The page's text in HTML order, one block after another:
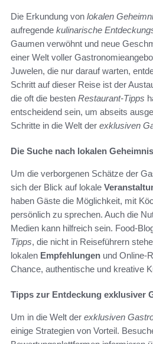
Die Erkundung von lokalen
aufregende kulinarische
Gaumen verwöhnt und neue
einer Welt voller
Juwelen, die nur darauf warten,
Schritt auf dieser Reise ist der
die oft die besten Restaurant-Tipps
entscheidend sein, um abseits
Schritte in die Welt der exklusiven
Die Suche nach lokalen
Um die verborgenen Schätze der
sich der Blick auf lokale
haben Gäste die Möglichkeit, mit
persönlich zu sprechen. Auch die
Medien kann hilfreich sein. Food-
Tipps, die nicht in Reiseführern
lokalen Empfehlungen und Online-
Chance, authentische und kreative
Tipps zur Entdeckung exklusiver
Um in die Welt der exklusiven
einige Strategien von Vorteil.